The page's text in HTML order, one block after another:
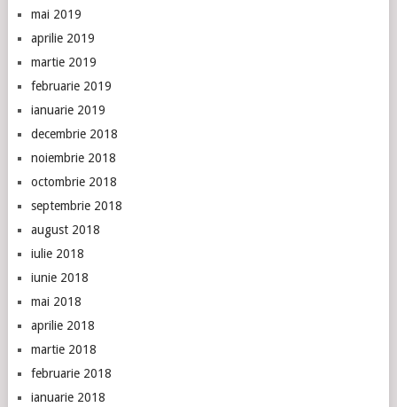
mai 2019
aprilie 2019
martie 2019
februarie 2019
ianuarie 2019
decembrie 2018
noiembrie 2018
octombrie 2018
septembrie 2018
august 2018
iulie 2018
iunie 2018
mai 2018
aprilie 2018
martie 2018
februarie 2018
ianuarie 2018